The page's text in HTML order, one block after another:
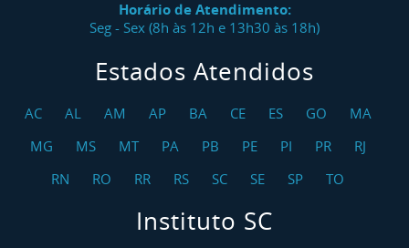
Horário de Atendimento:
Seg - Sex (8h às 12h e 13h30 às 18h)
Estados Atendidos
AC AL AM AP BA CE ES GO
MA
MG
MS MT PA PB PE PI PR
RJ
RN
RO RR RS SC SE SP TO
Instituto SC